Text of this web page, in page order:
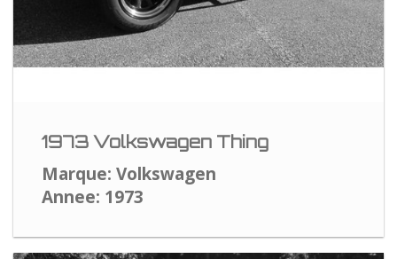
1973 Volkswagen Thing
Marque: Volkswagen
Annee: 1973